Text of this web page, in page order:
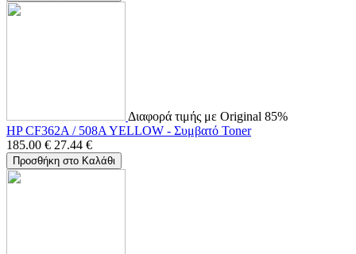
Διαφορά τιμής με Original 85%
HP CF362A / 508A YELLOW - Συμβατό Toner
185.00 € 27.44 €
Προσθήκη στο Καλάθι